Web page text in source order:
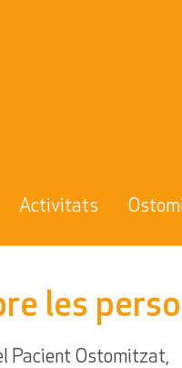
Activitats
les
Pacient Ostomitzat,